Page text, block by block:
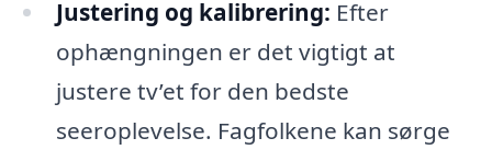
Justering og kalibrering: Efter
ophængningen er det vigtigt at
justere tv’et for den bedste
seeroplevelse. Fagfolkene kan sørge